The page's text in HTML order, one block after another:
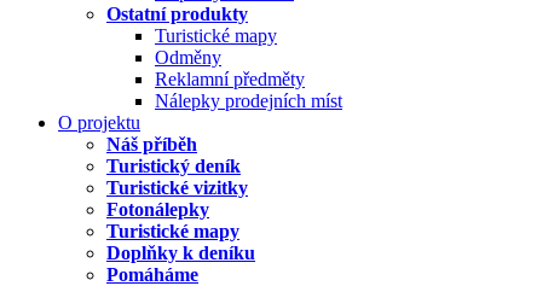
Ostatní produkty
Turistické mapy
Odměny
Reklamní předměty
Nálepky prodejních míst
O projektu
Náš příběh
Turistický deník
Turistické vizitky
Fotonálepky
Turistické mapy
Doplňky k deníku
Pomáháme